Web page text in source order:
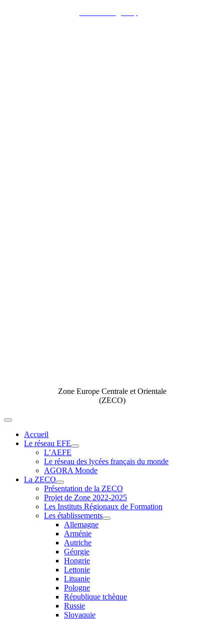
Zone Europe Centrale et Orientale
(ZECO)
Toggle
NavigationAccueil
Le réseau EFE
L’AEFE
Le réseau des lycées français du monde
AGORA Monde
La ZECO
Présentation de la ZECO
Projet de Zone 2022-2025
Les Instituts Régionaux de Formation
Les établissements
Allemagne
Arménie
Autriche
Géorgie
Hongrie
Lettonie
Lituanie
Pologne
République tchèque
Russie
Slovaquie